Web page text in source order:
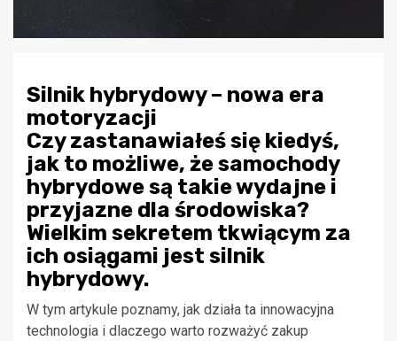
Silnik hybrydowy – nowa era
motoryzacji
Czy zastanawiałeś się kiedyś,
jak to możliwe, że samochody
hybrydowe są takie wydajne i
przyjazne dla środowiska?
Wielkim sekretem tkwiącym za
ich osiągami jest silnik
hybrydowy.
W tym artykule poznamy, jak działa ta innowacyjna
technologia i dlaczego warto rozważyć zakup